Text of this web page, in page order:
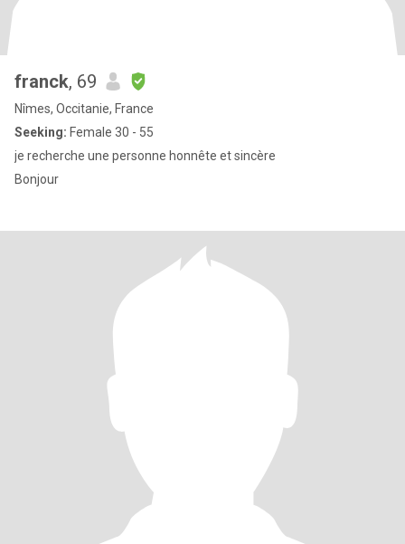
franck, 69
Nîmes, Occitanie, France
Seeking: Female 30 - 55
je recherche une personne honnête et sincère
Bonjour